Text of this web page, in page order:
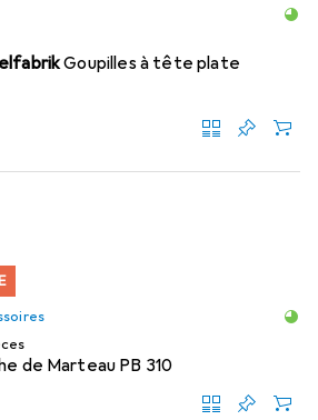
Goupilles à tête plate
de Marteau PB 310